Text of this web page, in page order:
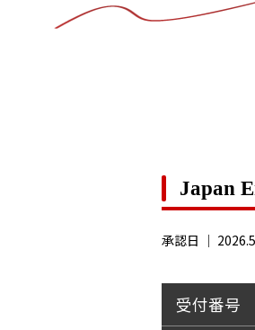
Japan
承認日 ｜
受付番号